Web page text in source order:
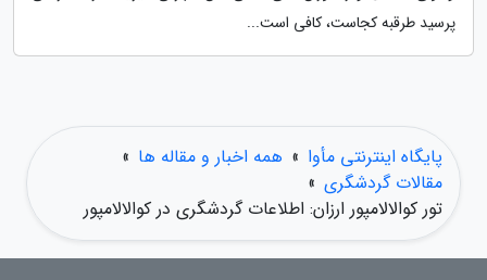
پرسید طرقبه کجاست، کافی است...
پایگاه اینترنتی مأوا » همه اخبار و مقاله ها »
مقالات گردشگری »
تور کوالالامپور ارزان: اطلاعات گردشگری در کوالالامپور